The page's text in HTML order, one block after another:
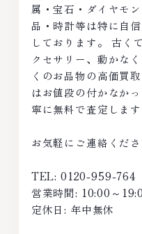
属・宝石・ダイヤモ
品・時計等は特に自
しております。 古く
クセサリー、動かな
くのお品物の高価買
はお値段の付かなか
寧に無料で査定します
お気軽にご連絡くださ
TEL: 0120-959-764
営業時間: 10:00～
定休日: 年中無休